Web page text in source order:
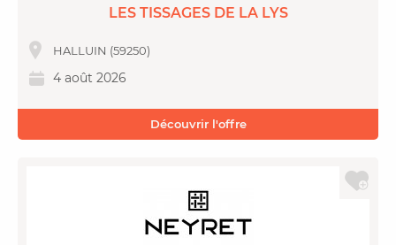
LES TISSAGES DE LA LYS
HALLUIN (59250)
4 août 2026
Découvrir l'offre